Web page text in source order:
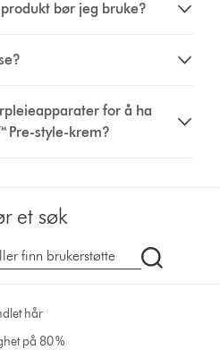
bør jeg bruke?
for å ha
Pre-style-krem?
et søk
Søk
hår
på 80 %